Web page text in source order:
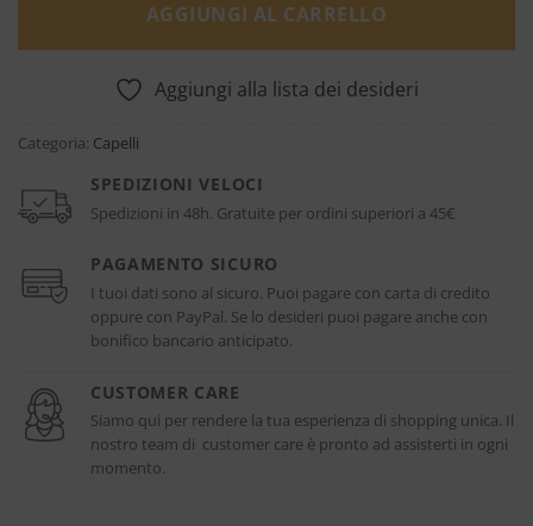
AGGIUNGI AL CARRELLO
Aggiungi alla lista dei desideri
Categoria: Capelli
SPEDIZIONI VELOCI
Spedizioni in 48h. Gratuite per ordini superiori a 45€
PAGAMENTO SICURO
I tuoi dati sono al sicuro. Puoi pagare con carta di credito
oppure con PayPal. Se lo desideri puoi pagare anche con
bonifico bancario anticipato.
CUSTOMER CARE
Siamo qui per rendere la tua esperienza di shopping unica. Il
nostro team di customer care è pronto ad assisterti in ogni
momento.